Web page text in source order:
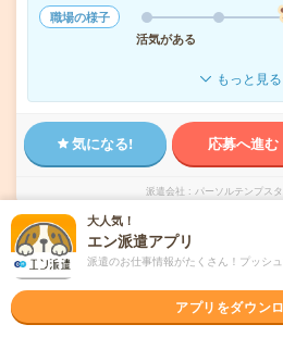
職場の様子
活気がある
もっと見る
気になる! 応募へ進む
派遣会社 パーソルテンプス
未読 掲載日 2026/08/06
【経験者向けマイスターワ
工・食品製造など/日払い
大人気！
エン派遣アプリ
派遣のお仕事情報がたくさん！プッシ
アプリをダウン